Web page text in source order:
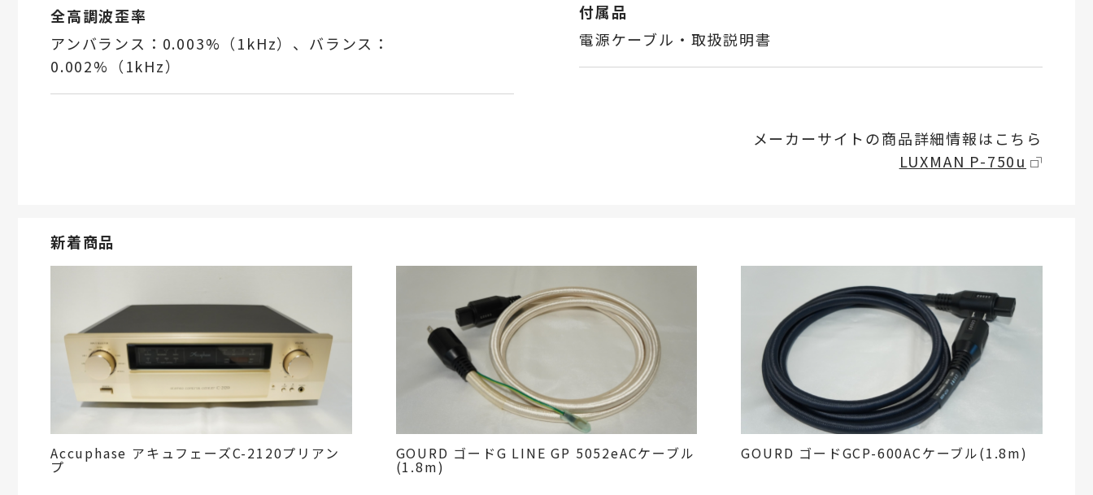
全高調波歪率
アンバランス：0.003%（1kHz）、バランス：
0.002%（1kHz）
付属品
電源ケーブル・取扱説明書
メーカーサイトの商品詳細情報はこちら
LUXMAN P-750u
新着商品
Accuphase アキュフェーズC-2120プリアン
プ
GOURD ゴードG LINE GP 5052eACケーブル
(1.8m)
GOURD ゴードGCP-600ACケーブル(1.8m)